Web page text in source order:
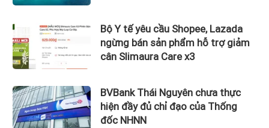
Bộ Y tế yêu cầu Shopee, Lazada
ngừng bán sản phẩm hỗ trợ giảm
cân Slimaura Care x3
BVBank Thái Nguyên chưa thực
hiện đầy đủ chỉ đạo của Thống
đốc NHNN